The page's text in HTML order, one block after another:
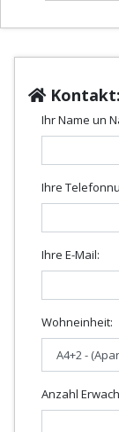
Kontakt:
Ihr Name un
Ihre
Ihre E-Mail:
Wohneinheit:
Anzahl